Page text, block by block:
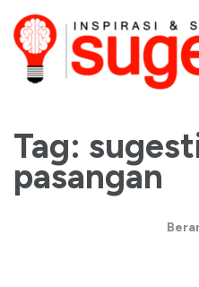
Lompat
ke
konten
Enter)
dan Solusi
Tag:
pasangan